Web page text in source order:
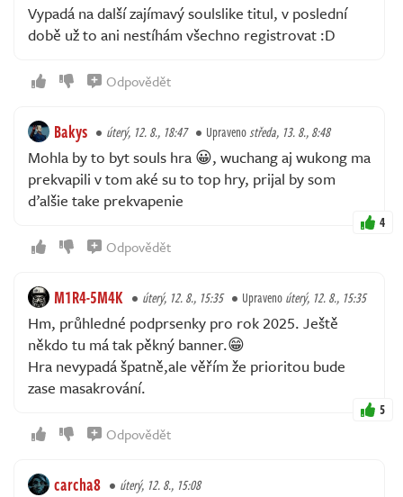
Vypadá na další zajímavý soulslike titul, v poslední
době už to ani nestíhám všechno registrovat :D
Odpovědět
Bakys úterý, 12. 8., 18:47 Upravenostředa, 13. 8., 8:48
Mohla by to byt souls hra 😀, wuchang aj wukong ma
prekvapili v tom aké su to top hry, prijal by som
ďalšie take prekvapenie
4
Odpovědět
M1R4-5M4K úterý, 12. 8., 15:35 Upravenoúterý, 12. 8., 15:35
Hm, průhledné podprsenky pro rok 2025. Ještě
někdo tu má tak pěkný banner.😁
Hra nevypadá špatně,ale věřím že prioritou bude
zase masakrování.
5
Odpovědět
carcha8 úterý, 12. 8., 15:08